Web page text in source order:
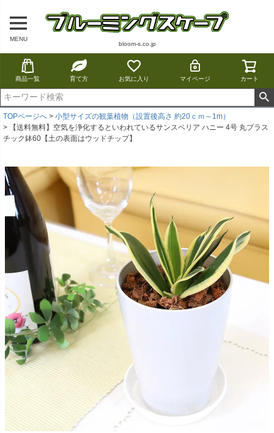
MENU
bloom-s.co.jp
商品一覧 育て方 お気に入り マイページ カート
TOPページへ
小型サイズの観葉植物（設置後高さ 約20ｃｍ～1m）
【送料無料】空気を浄化するといわれているサンスベリア ハニー 4号 丸プラス
チック鉢60【土の表面はウッドチップ】